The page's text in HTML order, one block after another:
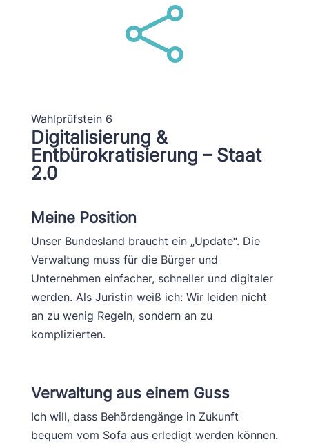

Wahlprüfstein 6
Digitalisierung &
Entbürokratisierung – Staat
2.0
Meine Position
Unser Bundesland braucht ein „Update“. Die
Verwaltung muss für die Bürger und
Unternehmen einfacher, schneller und digitaler
werden. Als Juristin weiß ich: Wir leiden nicht
an zu wenig Regeln, sondern an zu
komplizierten.
Verwaltung aus einem Guss
Ich will, dass Behördengänge in Zukunft
bequem vom Sofa aus erledigt werden können.